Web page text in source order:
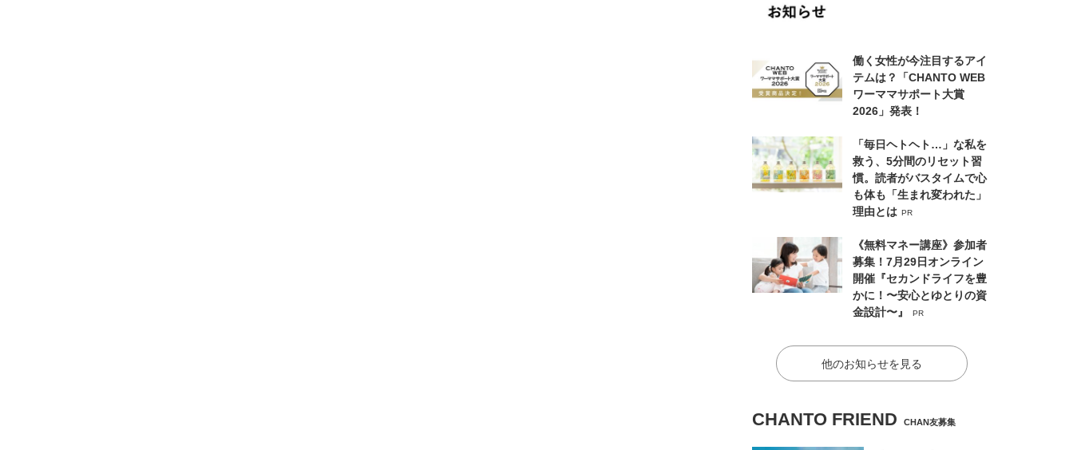
働く女性が今注目するアイ
テムは？「CHANTO WEB
ワーママサポート大賞
2026」発表！
「毎日ヘトヘト…」な私を
救う、5分間のリセット習
慣。読者がバスタイムで心
も体も「生まれ変われた」
理由とは PR
《無料マネー講座》参加者
募集！7月29日オンライン
開催『セカンドライフを豊
かに！〜安心とゆとりの資
金設計〜』
PR
他のお知らせを見る
CHANTO FRIEND CHAN友募集